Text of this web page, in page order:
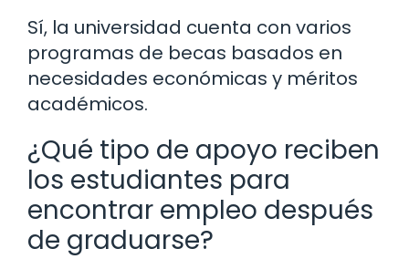
Sí, la universidad cuenta con varios
programas de becas basados en
necesidades económicas y méritos
académicos.
¿Qué tipo de apoyo reciben
los estudiantes para
encontrar empleo después
de graduarse?